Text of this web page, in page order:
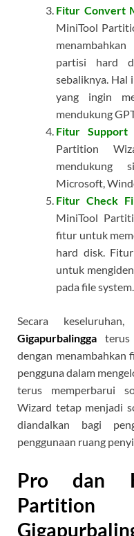
Fitur Convert
MiniTool
partisi hard
sebaliknya. Hal
yang ingin
mendukung
Fitur
Partition
mendukung
Microsoft,
Fitur Check
MiniTool
fitur untuk
hard disk.
untuk
pada file system.
Secara keseluruhan,
Gigapurbalingga terus
dengan
pengguna dalam
terus memperbarui
Wizard tetap menjadi
diandalkan bagi
penggunaan ruang
Pro dan